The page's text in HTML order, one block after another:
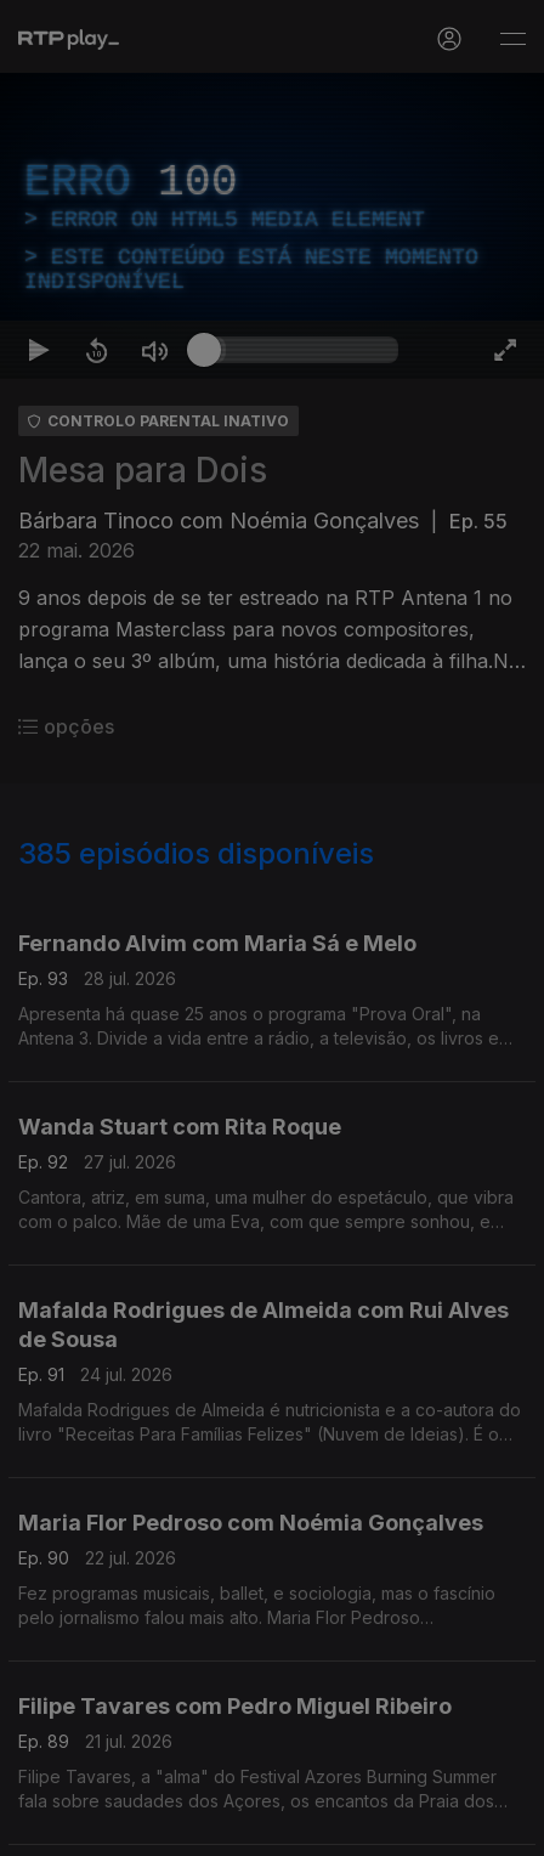
ERRO 100
ERROR ON HTML5 MEDIA ELEMENT
ESTE CONTEÚDO ESTÁ NESTE MOMENTO
INDISPONÍVEL
CONTROLO PARENTAL INATIVO
Mesa para Dois
Bárbara Tinoco com Noémia Gonçalves
Ep. 55
22 mai. 2026
9 anos depois de se ter estreado na RTP Antena 1 no
programa Masterclass para novos compositores,
lança o seu 3º albúm, uma história dedicada à filha.No
anos.opções
385 episódios disponíveis
Fernando Alvim com Maria Sá e Melo
Ep. 93
28 jul. 2026
Apresenta há quase 25 anos o programa "Prova Oral", na
Antena 3. Divide a vida entre a rádio, a televisão, os livros e
Wanda Stuart com Rita Roque
Ep. 92
27 jul. 2026
Cantora, atriz, em suma, uma mulher do espetáculo, que vibra
com o palco. Mãe de uma Eva, com que sempre sonhou, e
Mafalda Rodrigues de Almeida com Rui Alves
de Sousa
Ep. 91
24 jul. 2026
Mafalda Rodrigues de Almeida é nutricionista e a co-autora do
livro "Receitas Para Famílias Felizes" (Nuvem de Ideias). É o
Maria Flor Pedroso com Noémia Gonçalves
Ep. 90
22 jul. 2026
Fez programas musicais, ballet, e sociologia, mas o fascínio
pelo jornalismo falou mais alto. Maria Flor Pedroso
Filipe Tavares com Pedro Miguel Ribeiro
Ep. 89
21 jul. 2026
Filipe Tavares, a "alma" do Festival Azores Burning Summer
fala sobre saudades dos Açores, os encantos da Praia dos